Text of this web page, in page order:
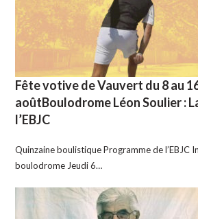
Fête votive de Vauvert du 8 au
aoûtBoulodrome Léon Soulier :
l’EBJC
Quinzaine boulistique Programme de l’EBJC
boulodrome Jeudi 6…